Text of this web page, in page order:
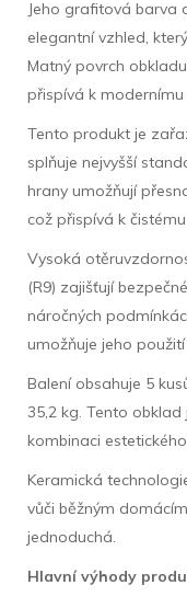
Jeho grafitová barva
elegantní vzhled,
Matný povrch
přispívá k
Tento produkt je
splňuje nejvyšší
hrany umožňují
což přispívá k
Vysoká
(R9) zajišťují
náročných
umožňuje jeho
Balení obsahuje 5
35,2 kg. Tento
kombinaci
Keramická
vůči běžným
jednoduchá.
Hlavní výhody